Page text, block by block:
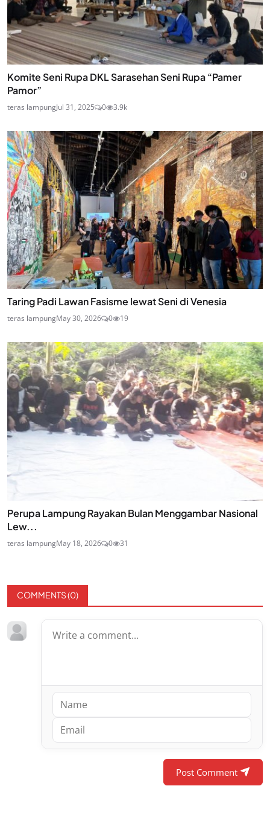
Komite Seni Rupa DKL Sarasehan Seni Rupa “Pamer
Pamor”
teras lampungJul 31, 2025 0 3.9k
Taring Padi Lawan Fasisme lewat Seni di Venesia
teras lampungMay 30, 2026 0 19
Perupa Lampung Rayakan Bulan Menggambar Nasional
Lew...
teras lampungMay 18, 2026 0 31
COMMENTS (0)
Post Comment